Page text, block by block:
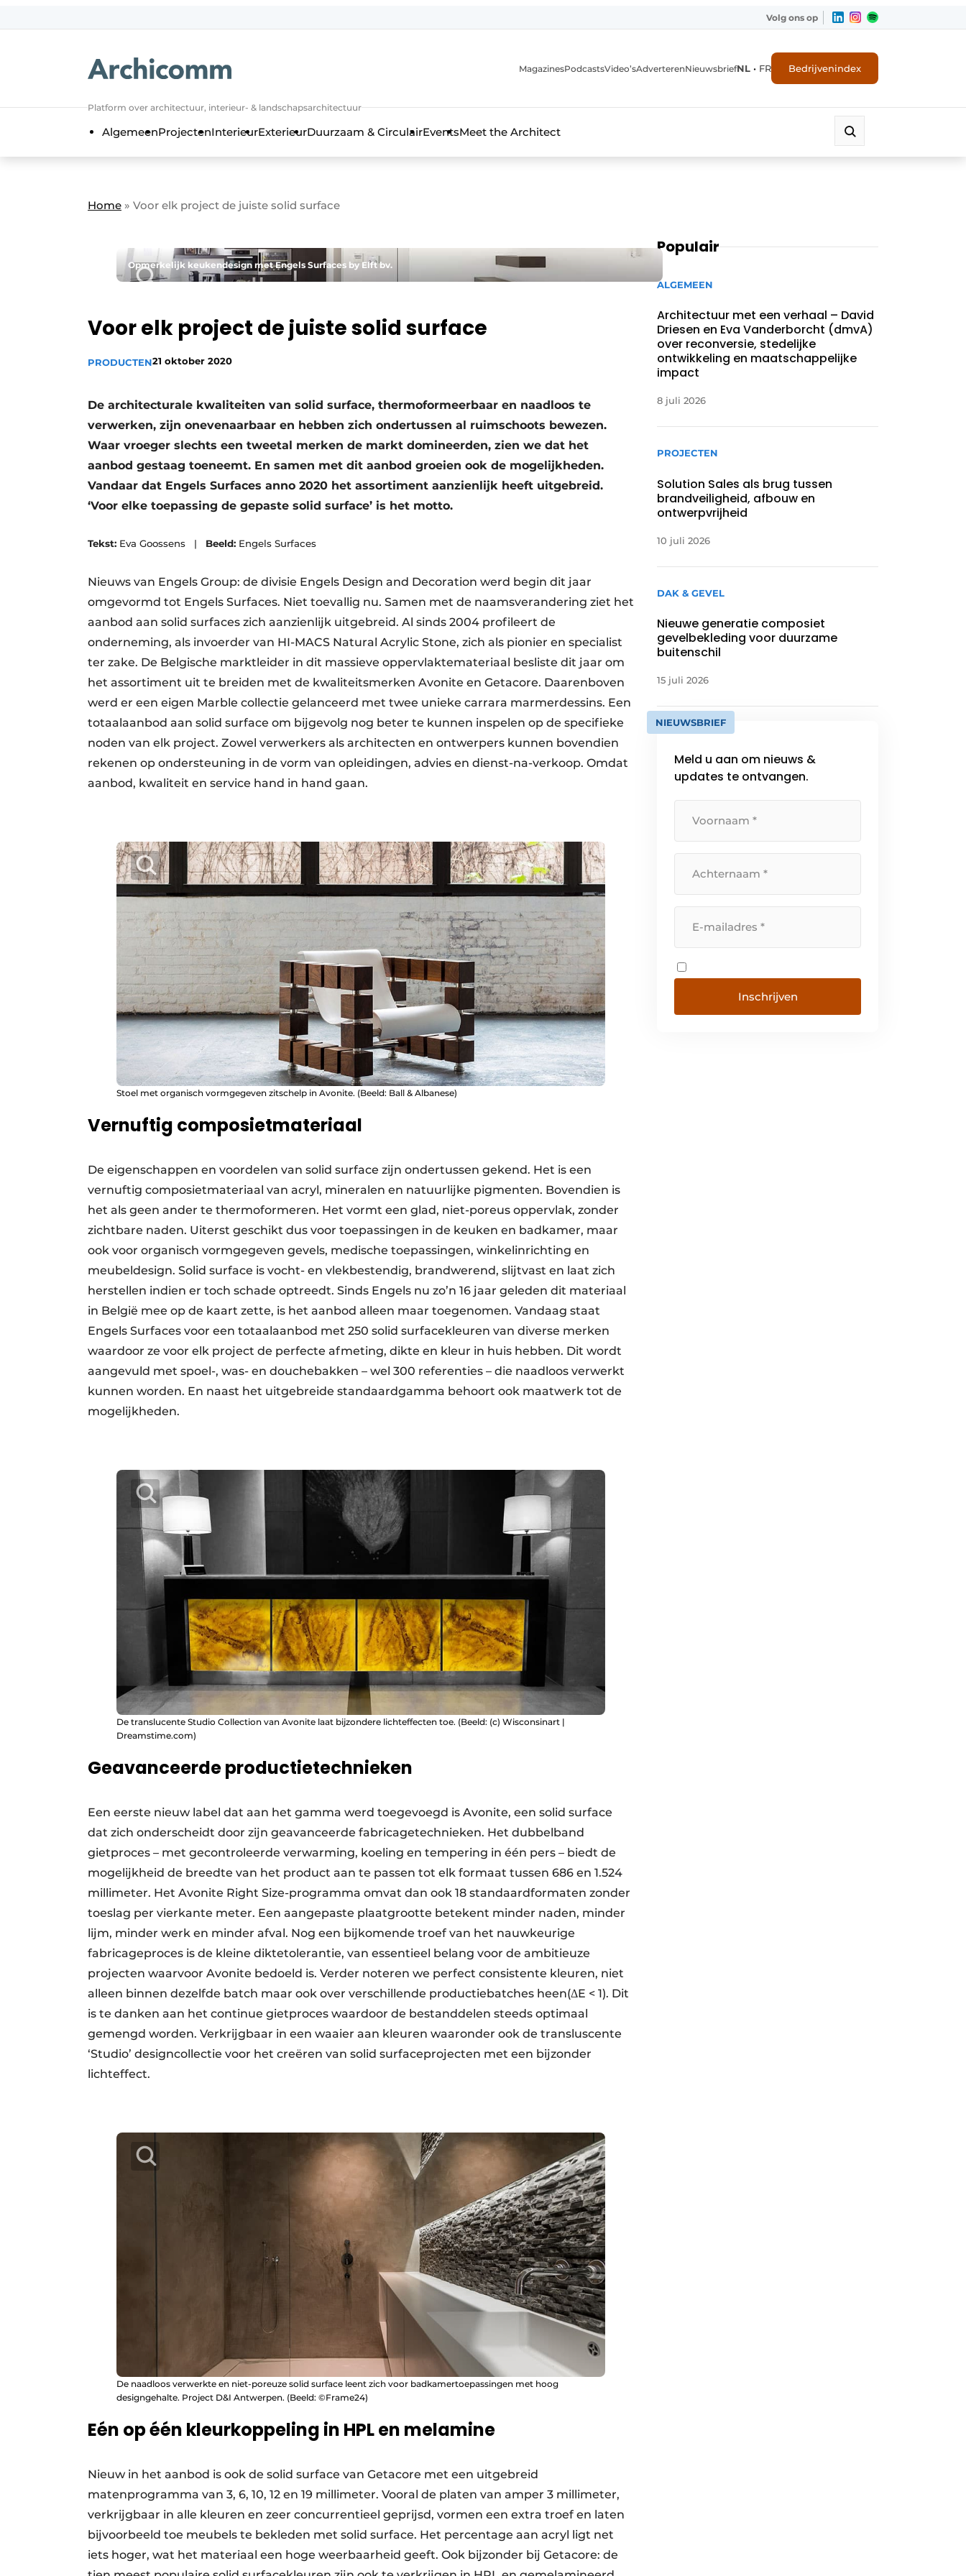
Volg ons op
Platform over architectuur, interieur- & landschapsarchitectuur
MagazinesPodcastsVideo’sAdverterenNieuwsbriefNL • FR Bedrijvenindex
AlgemeenProjectenInterieurExterieurDuurzaam & CirculairEventsMeet the Architect
Home » Voor elk project de juiste solid surface
Opmerkelijk keukendesign met Engels Surfaces by Elft bv.
Voor elk project de juiste solid surface
PRODUCTEN21 oktober 2020
De architecturale kwaliteiten van solid surface, thermoformeerbaar en naadloos te
verwerken, zijn onevenaarbaar en hebben zich ondertussen al ruimschoots bewezen.
Waar vroeger slechts een tweetal merken de markt domineerden, zien we dat het
aanbod gestaag toeneemt. En samen met dit aanbod groeien ook de mogelijkheden.
Vandaar dat Engels Surfaces anno 2020 het assortiment aanzienlijk heeft uitgebreid.
‘Voor elke toepassing de gepaste solid surface’ is het motto.
Tekst: Eva Goossens | Beeld: Engels Surfaces
Nieuws van Engels Group: de divisie Engels Design and Decoration werd begin dit jaar
omgevormd tot Engels Surfaces. Niet toevallig nu. Samen met de naamsverandering ziet het
aanbod aan solid surfaces zich aanzienlijk uitgebreid. Al sinds 2004 profileert de
onderneming, als invoerder van HI-MACS Natural Acrylic Stone, zich als pionier en specialist
ter zake. De Belgische marktleider in dit massieve oppervlaktemateriaal besliste dit jaar om
het assortiment uit te breiden met de kwaliteitsmerken Avonite en Getacore. Daarenboven
werd er een eigen Marble collectie gelanceerd met twee unieke carrara marmerdessins. Een
totaalaanbod aan solid surface om bijgevolg nog beter te kunnen inspelen op de specifieke
noden van elk project. Zowel verwerkers als architecten en ontwerpers kunnen bovendien
rekenen op ondersteuning in de vorm van opleidingen, advies en dienst-na-verkoop. Omdat
aanbod, kwaliteit en service hand in hand gaan.
Stoel met organisch vormgegeven zitschelp in Avonite. (Beeld: Ball & Albanese)
Vernuftig composietmateriaal
De eigenschappen en voordelen van solid surface zijn ondertussen gekend. Het is een
vernuftig composietmateriaal van acryl, mineralen en natuurlijke pigmenten. Bovendien is
het als geen ander te thermoformeren. Het vormt een glad, niet-poreus oppervlak, zonder
zichtbare naden. Uiterst geschikt dus voor toepassingen in de keuken en badkamer, maar
ook voor organisch vormgegeven gevels, medische toepassingen, winkelinrichting en
meubeldesign. Solid surface is vocht- en vlekbestendig, brandwerend, slijtvast en laat zich
herstellen indien er toch schade optreedt. Sinds Engels nu zo’n 16 jaar geleden dit materiaal
in België mee op de kaart zette, is het aanbod alleen maar toegenomen. Vandaag staat
Engels Surfaces voor een totaalaanbod met 250 solid surfacekleuren van diverse merken
waardoor ze voor elk project de perfecte afmeting, dikte en kleur in huis hebben. Dit wordt
aangevuld met spoel-, was- en douchebakken – wel 300 referenties – die naadloos verwerkt
kunnen worden. En naast het uitgebreide standaardgamma behoort ook maatwerk tot de
mogelijkheden.
De translucente Studio Collection van Avonite laat bijzondere lichteffecten toe. (Beeld: (c) Wisconsinart |
Dreamstime.com)
Geavanceerde productietechnieken
Een eerste nieuw label dat aan het gamma werd toegevoegd is Avonite, een solid surface
dat zich onderscheidt door zijn geavanceerde fabricagetechnieken. Het dubbelband
gietproces – met gecontroleerde verwarming, koeling en tempering in één pers – biedt de
mogelijkheid de breedte van het product aan te passen tot elk formaat tussen 686 en 1.524
millimeter. Het Avonite Right Size-programma omvat dan ook 18 standaardformaten zonder
toeslag per vierkante meter. Een aangepaste plaatgrootte betekent minder naden, minder
lijm, minder werk en minder afval. Nog een bijkomende troef van het nauwkeurige
fabricageproces is de kleine diktetolerantie, van essentieel belang voor de ambitieuze
projecten waarvoor Avonite bedoeld is. Verder noteren we perfect consistente kleuren, niet
alleen binnen dezelfde batch maar ook over verschillende productiebatches heen(ΔE < 1). Dit
is te danken aan het continue gietproces waardoor de bestanddelen steeds optimaal
gemengd worden. Verkrijgbaar in een waaier aan kleuren waaronder ook de transluscente
‘Studio’ designcollectie voor het creëren van solid surfaceprojecten met een bijzonder
lichteffect.
De naadloos verwerkte en niet-poreuze solid surface leent zich voor badkamertoepassingen met hoog
designgehalte. Project D&I Antwerpen. (Beeld: ©Frame24)
Eén op één kleurkoppeling in HPL en melamine
Nieuw in het aanbod is ook de solid surface van Getacore met een uitgebreid
matenprogramma van 3, 6, 10, 12 en 19 millimeter. Vooral de platen van amper 3 millimeter,
verkrijgbaar in alle kleuren en zeer concurrentieel geprijsd, vormen een extra troef en laten
bijvoorbeeld toe meubels te bekleden met solid surface. Het percentage aan acryl ligt net
iets hoger, wat het materiaal een hoge weerbaarheid geeft. Ook bijzonder bij Getacore: de
Populair
ALGEMEEN
Architectuur met een verhaal – David
Driesen en Eva Vanderborcht (dmvA)
over reconversie, stedelijke
ontwikkeling en maatschappelijke
impact
8 juli 2026
PROJECTEN
Solution Sales als brug tussen
brandveiligheid, afbouw en
ontwerpvrijheid
10 juli 2026
DAK & GEVEL
Nieuwe generatie composiet
gevelbekleding voor duurzame
buitenschil
15 juli 2026
NIEUWSBRIEF
Meld u aan om nieuws &
updates te ontvangen.
Inschrijven